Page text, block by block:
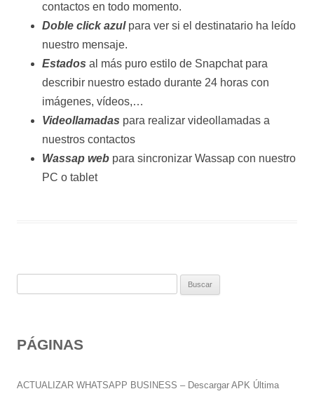
contactos en todo momento.
Doble click azulpara ver si el destinatario ha leído
nuestro mensaje.
Estados al más puro estilo de Snapchat para
describir nuestro estado durante 24 horas con
imágenes, vídeos,…
Videollamadas para realizar videollamadas a
nuestros contactos
Wassap web para sincronizar Wassap con nuestro
PC o tablet
a
:
PÁGINAS
ACTUALIZAR WHATSAPP BUSINESS – Descargar APK Última